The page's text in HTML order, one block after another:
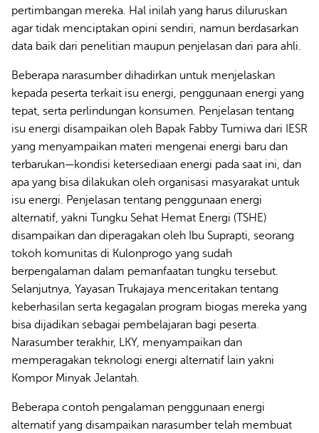
pertimbangan mereka. Hal inilah yang harus diluruskan
agar tidak menciptakan opini sendiri, namun berdasarkan
data baik dari penelitian maupun penjelasan dari para ahli.
Beberapa narasumber dihadirkan untuk menjelaskan
kepada peserta terkait isu energi, penggunaan energi yang
tepat, serta perlindungan konsumen. Penjelasan tentang
isu energi disampaikan oleh Bapak Fabby Tumiwa dari IESR
yang menyampaikan materi mengenai energi baru dan
terbarukan—kondisi ketersediaan energi pada saat ini, dan
apa yang bisa dilakukan oleh organisasi masyarakat untuk
isu energi. Penjelasan tentang penggunaan energi
alternatif, yakni Tungku Sehat Hemat Energi (TSHE)
disampaikan dan diperagakan oleh Ibu Suprapti, seorang
tokoh komunitas di Kulonprogo yang sudah
berpengalaman dalam pemanfaatan tungku tersebut.
Selanjutnya, Yayasan Trukajaya menceritakan tentang
keberhasilan serta kegagalan program biogas mereka yang
bisa dijadikan sebagai pembelajaran bagi peserta.
Narasumber terakhir, LKY, menyampaikan dan
memperagakan teknologi energi alternatif lain yakni
Kompor Minyak Jelantah.
Beberapa contoh pengalaman penggunaan energi
alternatif yang disampaikan narasumber telah membuat